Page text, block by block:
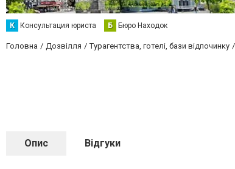
К Консультация юриста Б Бюро Находок
Головна Дозвілля Турагентства, готелі, бази відпочинку
Опис Відгуки